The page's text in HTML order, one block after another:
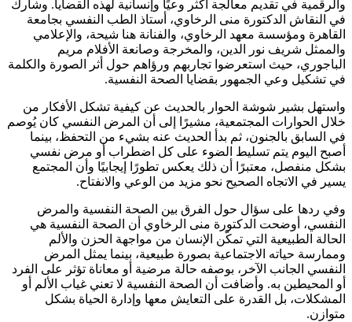
والرقمية في تقديم معالجة أكثر وعيًا وإنسانية لهذه القضايا. وشارك
في النقاش الدكتورة منى الرخاوي، أستاذ الطب النفسي بجامعة
القاهرة ومؤسسة معهد الرخاوي، والفنانة هنا شيحة، والإعلامي
والممثل شريف نور الدين، والمخرجة وصانعة الأفلام مريم
الباجوري، حيث استعرضوا تجاربهم ورؤاهم حول أثر الصورة والكلمة
في تشكيل وعي الجمهور بقضايا الصحة النفسية.
واستهل بشير شوشة الحوار بالحديث عن كيفية تشكل الأفكار من
خلال الحوارات المجتمعية، مشيرًا إلى أن المرض النفسي كان يُوصم
في السابق بالجنون، ثم بدأ الحديث عنه بشيء من التحفظ، بينما
أصبح اليوم يتم تسليط الضوء على كل اضطراب أو مرض نفسي
بشكل منفصل، معتبرًا أن ذلك يعكس تطورًا إيجابيًا وأن المجتمع
يسير في الاتجاه الصحيح نحو مزيد من الوعي والانفتاح.
وفي ردها على سؤال حول الفرق بين الصحة النفسية والمرض
النفسي، أوضحت الدكتورة منى الرخاوي أن الصحة النفسية هي
الحالة الطبيعية التي تمكّن الإنسان من مواجهة الحزن والألم
وممارسة حياته الاجتماعية بصورة طبيعية، بينما يمثل المرض
النفسي الجانب الآخر، بوصفه حالة مرضية أو معاناة تؤثر على الفرد
أو المحيطين به. وأضافت أن الصحة النفسية لا تعني غياب الألم أو
المشكلات، بل القدرة على التعايش معها وإدارة الحياة بشكل
متوازن.